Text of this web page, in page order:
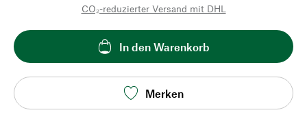
CO₂-reduzierter Versand mit DHL
In den Warenkorb
Merken